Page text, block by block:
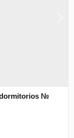
dormitorios №